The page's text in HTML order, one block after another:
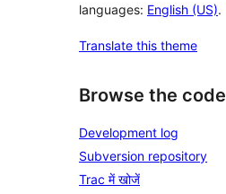
languages: English (US).
Translate this theme
Browse the code
Development log
Subversion repository
Trac में खोजें